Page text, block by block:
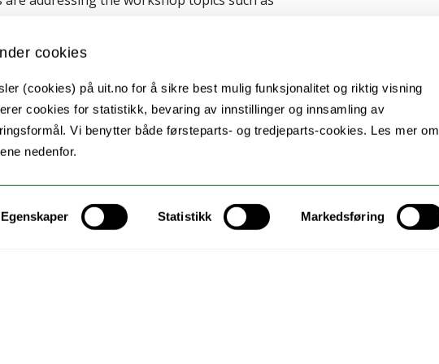
cookies
(cookies) på uit.no for å sikre best mulig funksjonalitet og riktig visning
cookies for statistikk, bevaring av innstillinger og innsamling av
Vi benytter både førsteparts- og tredjeparts-cookies. Les mer om
nedenfor.
Egenskaper Statistikk Markedsføring
the organizational aspects of the workshop,
session scheduled for May 3, 2024. A sneak peek of
is soon to be unveiled.
Women's Day!